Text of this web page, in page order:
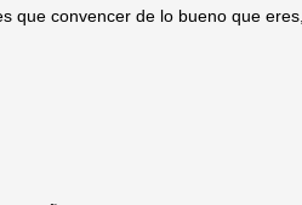
que convencer de lo bueno que